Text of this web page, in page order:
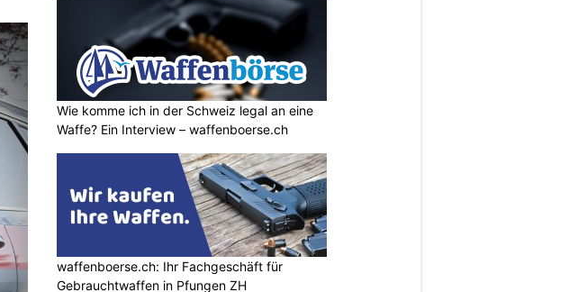
Wie komme ich in der Schweiz legal an eine
Waffe? Ein Interview – waffenboerse.ch
waffenboerse.ch: Ihr Fachgeschäft für
Gebrauchtwaffen in Pfungen ZH